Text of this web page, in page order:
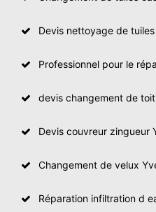
Devis nettoyage de tuiles
Professionnel pour le
devis changement de
Devis couvreur zingueur
Changement de velux
Réparation infiltration d